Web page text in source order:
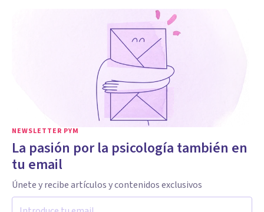
NEWSLETTER PYM
La pasión por la psicología también en
tu email
Únete y recibe artículos y contenidos exclusivos